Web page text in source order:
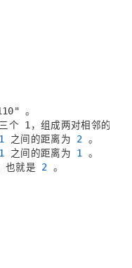
。
个 1，组成两对相邻的
之间的距离为 2 。
之间的距离为 1 。
也就是 2 。